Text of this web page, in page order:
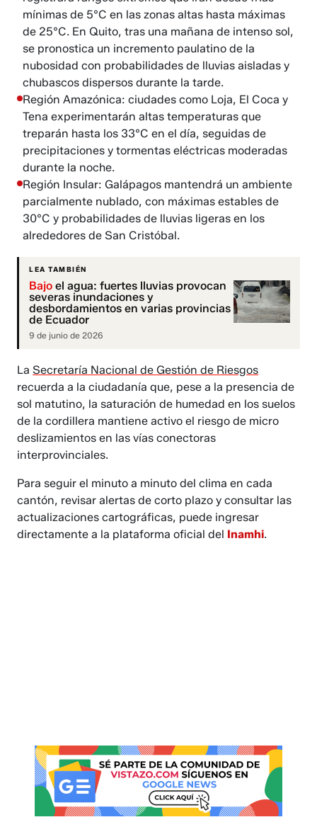
mínimas de 5°C en las zonas altas hasta máximas
de 25°C. En Quito, tras una mañana de intenso sol,
se pronostica un incremento paulatino de la
nubosidad con probabilidades de lluvias aisladas y
chubascos dispersos durante la tarde.
Región Amazónica: ciudades como Loja, El Coca y
Tena experimentarán altas temperaturas que
treparán hasta los 33°C en el día, seguidas de
precipitaciones y tormentas eléctricas moderadas
durante la noche.
Región Insular: Galápagos mantendrá un ambiente
parcialmente nublado, con máximas estables de
30°C y probabilidades de lluvias ligeras en los
alrededores de San Cristóbal.
LEA TAMBIÉN
Bajo el agua: fuertes lluvias provocan
severas inundaciones y
desbordamientos en varias provincias
de Ecuador
9 de junio de 2026
La Secretaría Nacional de Gestión de Riesgos
recuerda a la ciudadanía que, pese a la presencia de
sol matutino, la saturación de humedad en los suelos
de la cordillera mantiene activo el riesgo de micro
deslizamientos en las vías conectoras
interprovinciales.
Para seguir el minuto a minuto del clima en cada
cantón, revisar alertas de corto plazo y consultar las
actualizaciones cartográficas, puede ingresar
directamente a la plataforma oficial del Inamhi.